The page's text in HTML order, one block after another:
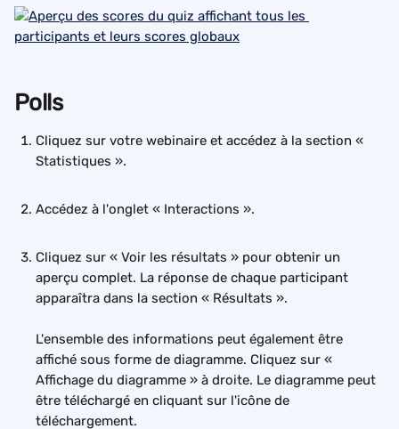
Polls
Cliquez sur votre webinaire et accédez à la section «
Statistiques ».
Accédez à l'onglet « Interactions ».
Cliquez sur « Voir les résultats » pour obtenir un
aperçu complet. La réponse de chaque participant
apparaîtra dans la section « Résultats ».
L'ensemble des informations peut également être
affiché sous forme de diagramme. Cliquez sur «
Affichage du diagramme » à droite. Le diagramme peut
être téléchargé en cliquant sur l'icône de
téléchargement.